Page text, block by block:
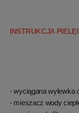
INSTRUKCJA
- wyciągana wylewka
- mieszacz wody